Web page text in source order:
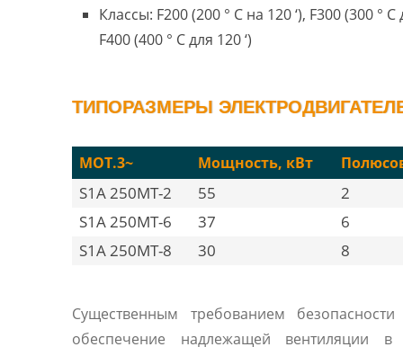
Классы: F200 (200 ° C на 120 ‘), F300 (300 ° C
F400 (400 ° C для 120 ‘)
ТИПОРАЗМЕРЫ
MOT.3~ Мощность, кВт
S1A 250MT-2 55
2
S1A 250MT-6
37
6
S1A 250MT-8
30 8
Существенным требованием безопасности
обеспечение надлежащей вентиляции